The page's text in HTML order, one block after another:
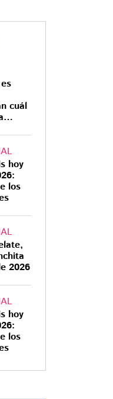
cuál
hoy
los
2026
hoy
los